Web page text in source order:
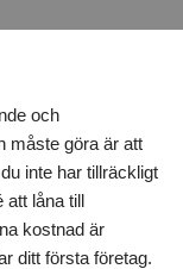
och
måste göra är att
inte har tillräckligt
att låna till
kostnad är
ditt första företag.